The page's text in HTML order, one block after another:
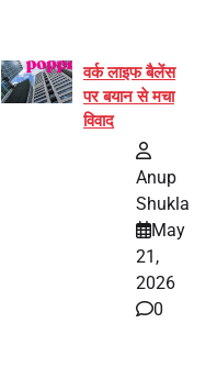
वर्क लाइफ बैलेंस
पर बयान से मचा
विवाद
Anup
Shukla
May
21,
2026
0